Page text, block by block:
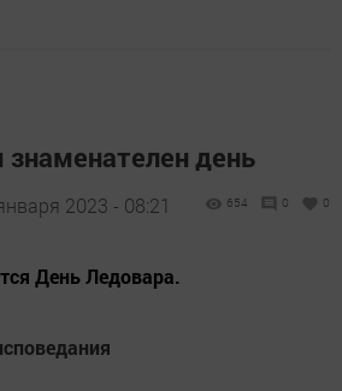
день
2023 - 08:21 654 0 0
День Ледовара.